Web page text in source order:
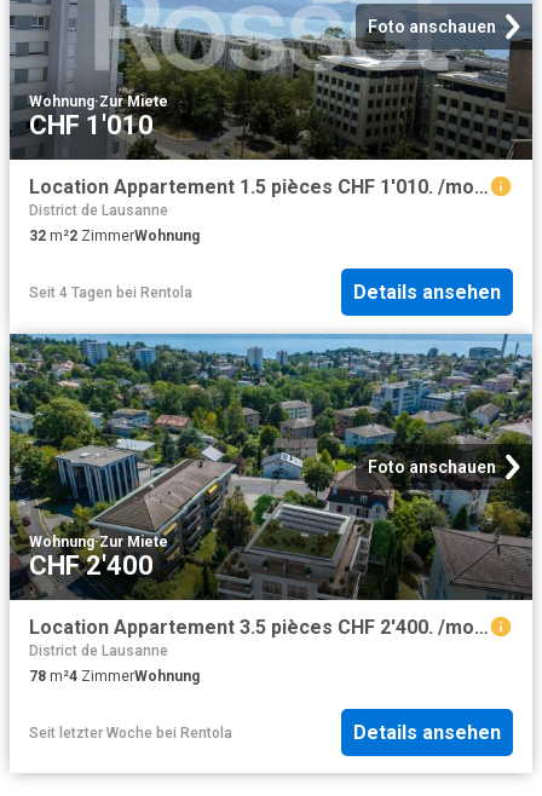
Foto anschauen
Wohnung·Zur Miete
CHF 1'010
Location Appartement 1.5 pièces CHF 1'010. /mois 32 m2 | immobilier.ch
District de Lausanne
32 m²2 ZimmerWohnung
Seit 4 Tagen bei Rentola Details ansehen
Foto anschauen
Wohnung·Zur Miete
CHF 2'400
Location Appartement 3.5 pièces CHF 2'400. /mois 78 m2 | immobilier.ch
District de Lausanne
78 m²4 ZimmerWohnung
Seit letzter Woche bei Rentola Details ansehen